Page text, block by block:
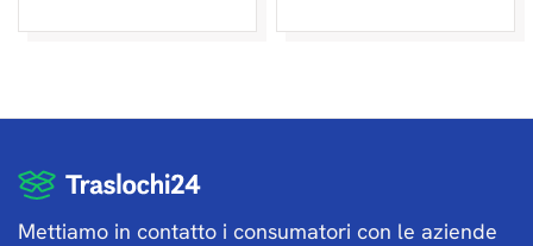
Mettiamo in contatto i consumatori con le aziende